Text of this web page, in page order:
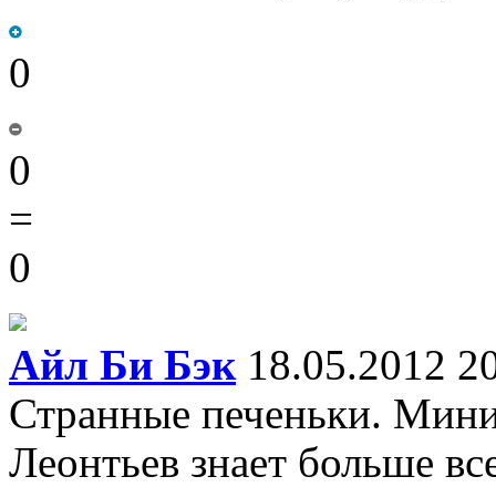
0
0
=
0
Айл Би Бэк18.05.2012
Странные печеньки.
Леонтьев знает больше